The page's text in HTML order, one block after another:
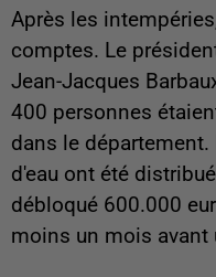
Après les
comptes. Le
Jean-Jacques
400 personnes
dans le
d'eau ont été
débloqué 600.000
moins un mois avant